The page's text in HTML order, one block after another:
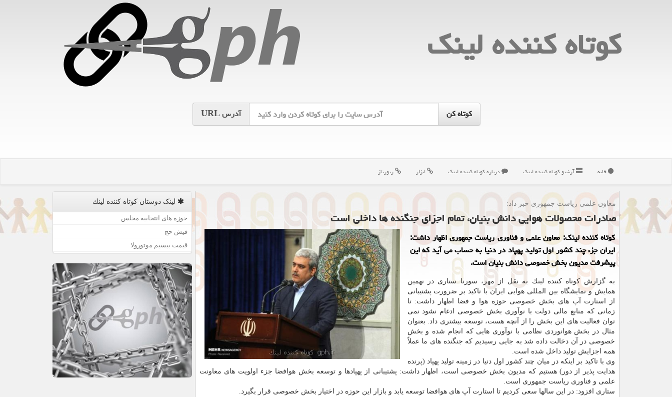
كوتاه كننده لینك
آدرسURL
خانه آرشیو كوتاه كننده لینك درباره كوتاه كننده لینك ابزار رپورتاژ
معاون علمی ریاست جمهوری خبر داد:
صادرات محصولات هوایی دانش بنیان، تمام اجزای جنگنده ها داخلی است
كوتاه كننده لینك: معاون علمی و فناوری ریاست جمهوری اظهار داشت:
ایران جزء چند كشور اول تولید پهپاد در دنیا به حساب می آید كه این
پیشرفت مدیون بخش خصوصی دانش بنیان است.
به گزارش كوتاه كننده لینك به نقل از مهر، سورنا ستاری در نهمین
همایش و نمایشگاه بین المللی هوایی ایران با تاكید بر ضرورت پشتیبانی
از استارت آپ های بخش خصوصی حوزه هوا و فضا اظهار داشت: تا
زمانی كه منابع مالی دولت با نوآوری بخش خصوصی ادغام نشود نمی
توان فعالیت های این بخش را از آنچه هست، توسعه بیشتری داد. بعنوان
مثال در بخش هوانوردی نظامی با نوآوری هایی كه انجام شده و بخش
خصوصی در آن دخالت داده شد به جایی رسیدیم كه جنگنده های ما عملاً
همه اجزایش تولید داخل شده است.
وی با تاكید بر اینكه در میان چند كشور اول دنیا در زمینه تولید پهپاد (پرنده
هدایت پذیر از دور) هستیم كه مدیون بخش خصوصی است، اظهار داشت: پشتیبانی از پهپادها و توسعه بخش هوافضا جزء اولویت های معاونت
علمی و فناوری ریاست جمهوری است.
ستاری افزود: در این سالها سعی كردیم تا استارت آپ های هوافضا توسعه یابد و بازار این حوزه در اختیار بخش خصوصی قرار بگیرد.
لینک دوستان كوتاه كننده لینك
حوزه های انتخابیه مجلس
فیش حج
قیمت بیسیم موتورولا